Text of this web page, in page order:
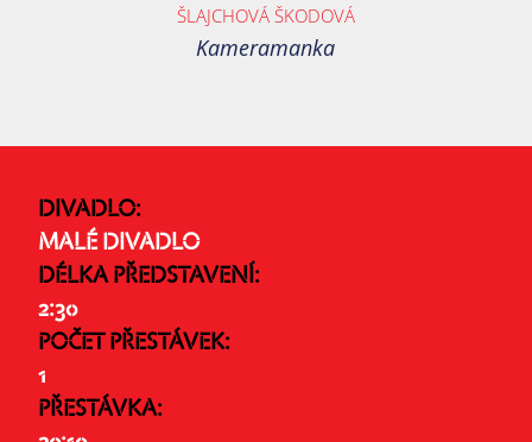
ŠLAJCHOVÁ ŠKODOVÁ
Kameramanka
DIVADLO:
MALÉ DIVADLO
DÉLKA PŘEDSTAVENÍ:
2:30
POČET PŘESTÁVEK:
1
PŘESTÁVKA: